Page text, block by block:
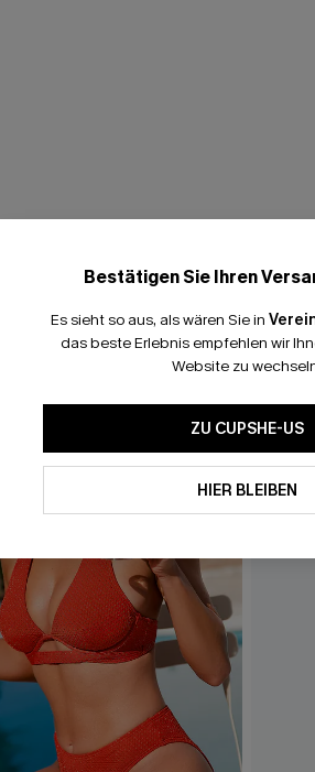
Bestätigen Sie Ihren
Es sieht so aus, als wären Sie in
das beste Erlebnis empfehlen wir
Website zu
ZU CUPSHE-US
HIER BLEIBEN